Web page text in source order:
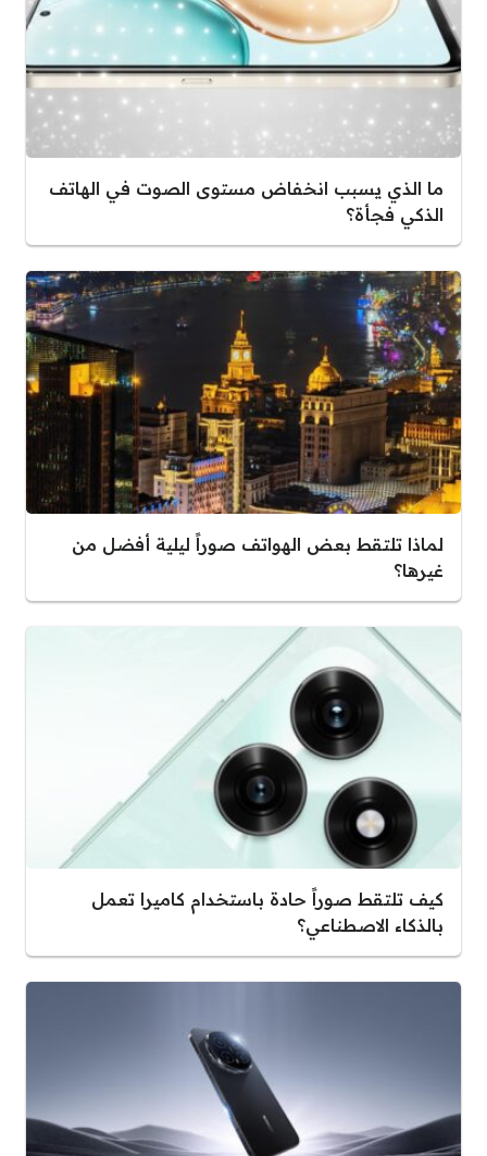
ما الذي يسبب انخفاض مستوى الصوت في الهاتف
الذكي فجأة؟
لماذا تلتقط بعض الهواتف صوراً ليلية أفضل من
غيرها؟
كيف تلتقط صوراً حادة باستخدام كاميرا تعمل
بالذكاء الاصطناعي؟